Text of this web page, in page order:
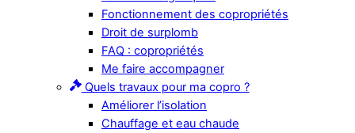
Fonctionnement des copropriétés
Droit de surplomb
FAQ : copropriétés
Me faire accompagner
Quels travaux pour ma copro ?
Améliorer l’isolation
Chauffage et eau chaude